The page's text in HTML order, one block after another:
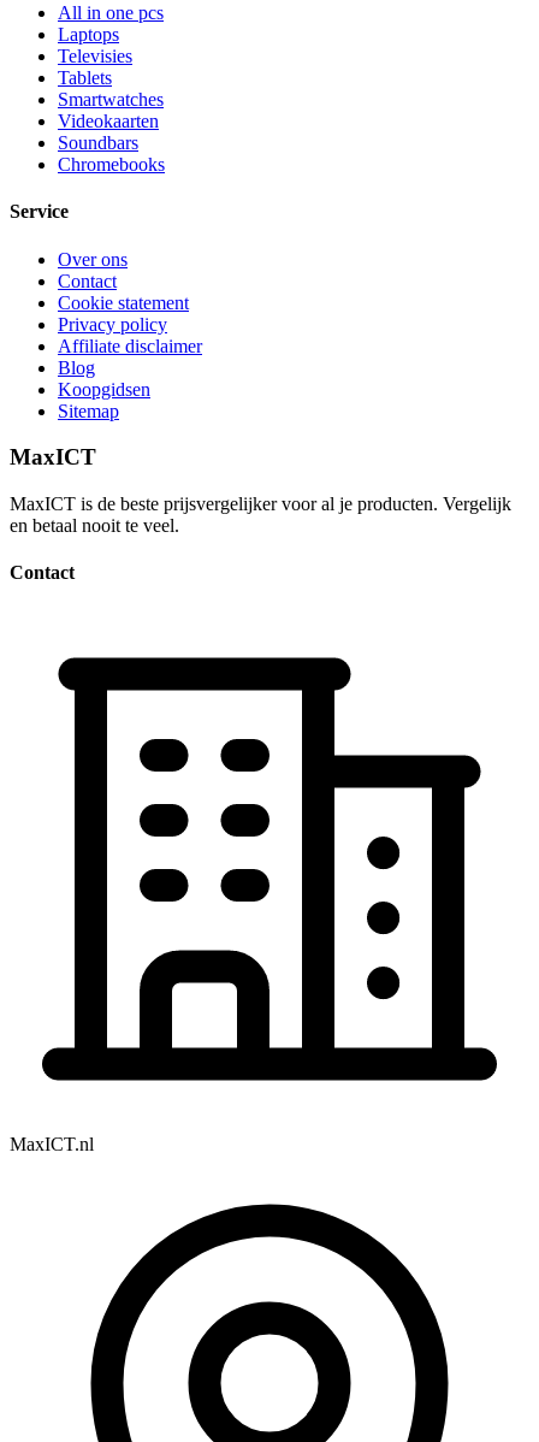
All in one pcs
Laptops
Televisies
Tablets
Smartwatches
Videokaarten
Soundbars
Chromebooks
Service
Over ons
Contact
Cookie statement
Privacy policy
Affiliate disclaimer
Blog
Koopgidsen
Sitemap
MaxICT
MaxICT is de beste prijsvergelijker voor al je producten. Vergelijk
en betaal nooit te veel.
Contact
MaxICT.nl